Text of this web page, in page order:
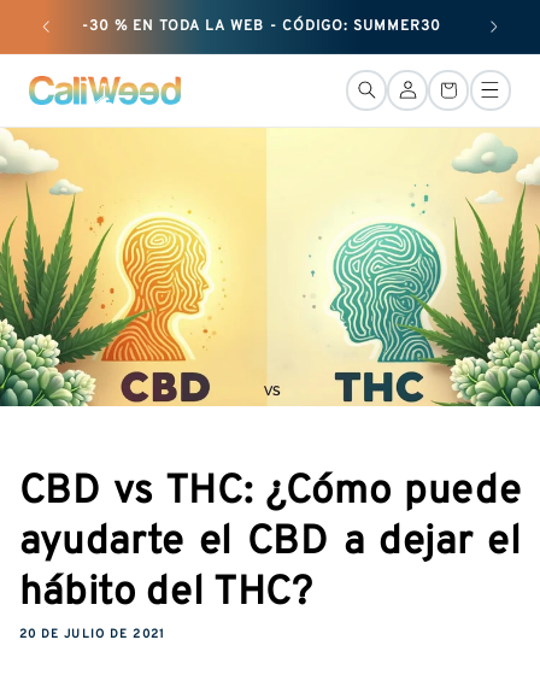
pasar al
contenido
-30 % EN TODA LA WEB - CÓDIGO: SUMMER30 + 25
ConexiónCesta
CBD vs THC: ¿Cómo puede
ayudarte el CBD a dejar el
hábito del THC?
20 DE JULIO DE 2021